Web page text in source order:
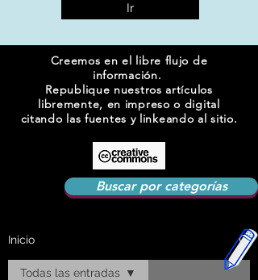
Ir
Creemos en el libre flujo de
información.
Republique nuestros artículos
libremente, en impreso o digital
citando las fuentes y linkeando al sitio.
Buscar por categorías
Inicio
Todas las entradas